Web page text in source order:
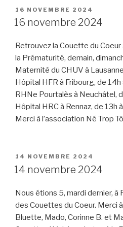
PUBLIÉ
LE
16 NOVEMBRE 2024
16 novembre 2024
Retrouvez la Couette du
la Prématurité, demain,
Maternité du CHUV à
Hôpital HFR à Fribourg, de 14h
RHNe Pourtalès à Neuchâtel,
Hôpital HRC à Rennaz, de 13h
Merci à l’association Né Trop
PUBLIÉ
LE
14 NOVEMBRE 2024
14 novembre 2024
Nous étions 5, mardi dernier, à
des Couettes du Coeur. Merci
Bluette, Mado, Corinne B. et